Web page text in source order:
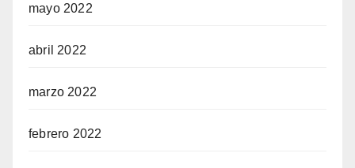
mayo 2022
abril 2022
marzo 2022
febrero 2022